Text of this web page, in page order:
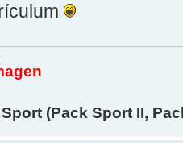
(Pack Sport II,